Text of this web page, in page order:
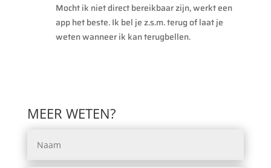
Mocht ik niet direct bereikbaar zijn, werkt een
app het beste. Ik bel je z.s.m. terug of laat je
weten wanneer ik kan terugbellen.
MEER WETEN?